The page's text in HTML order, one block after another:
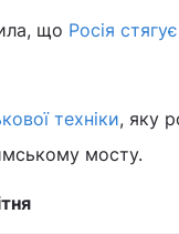
що Росія стягує
техніки, яку
мосту.